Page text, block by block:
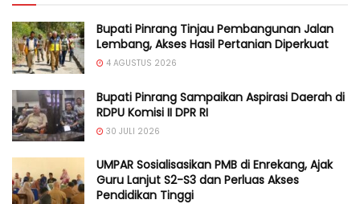
Bupati Pinrang Tinjau Pembangunan Jalan
Lembang, Akses Hasil Pertanian Diperkuat
4 AGUSTUS 2026
Bupati Pinrang Sampaikan Aspirasi Daerah di
RDPU Komisi II DPR RI
30 JULI 2026
UMPAR Sosialisasikan PMB di Enrekang, Ajak
Guru Lanjut S2-S3 dan Perluas Akses
Pendidikan Tinggi